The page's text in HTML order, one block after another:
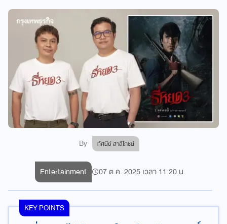
By ทัศนีย์ สาลีโภชน์
Entertainment 07 ต.ค. 2025 เวลา 11:20 น.
KEY POINTS